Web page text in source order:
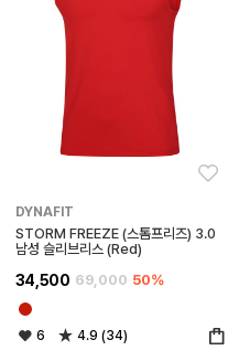
DYNAFIT
STORM FREEZE (스톰프리즈) 3.0
남성 슬리브리스 (Red)
34,500 69,000 50%
6 4.9 (34)